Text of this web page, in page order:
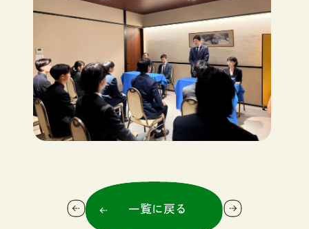
一覧に戻る